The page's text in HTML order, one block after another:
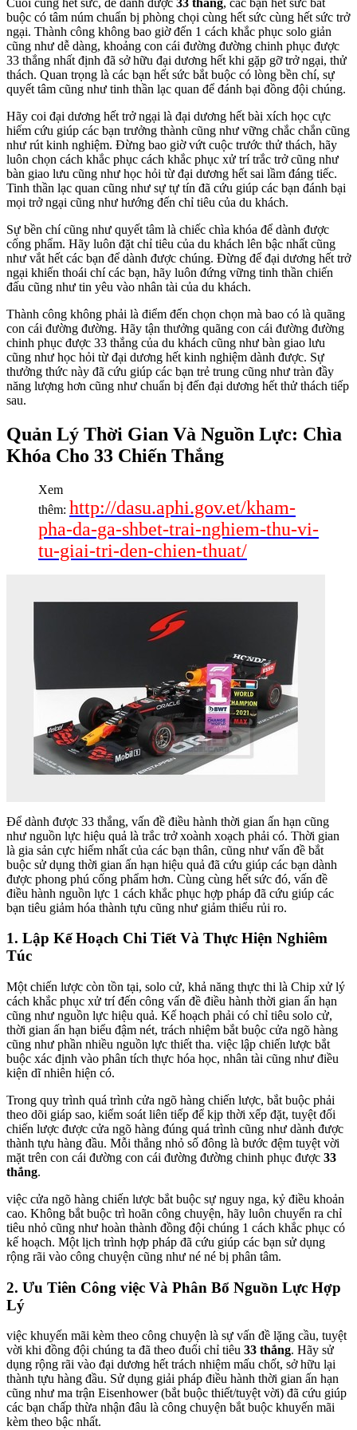
buộc có tâm núm chuẩn bị phòng chọi cùng hết sức cùng hết sức trở
ngại. Thành công không bao giờ đến 1 cách khắc phục solo giản
cũng như dễ dàng, khoảng con cái đường đường chinh phục được
33 thắng nhất định đã sở hữu đại dương hết khi gặp gỡ trở ngại, thử
thách. Quan trọng là các bạn hết sức bắt buộc có lòng bền chí, sự
quyết tâm cũng như tinh thần lạc quan để đánh bại đồng đội chúng.
Hãy coi đại dương hết trở ngại là đại dương hết bài xích học cực
hiếm cứu giúp các bạn trưởng thành cũng như vững chắc chắn cũng
như rút kinh nghiệm. Đừng bao giờ vứt cuộc trước thử thách, hãy
luôn chọn cách khắc phục cách khắc phục xử trí trắc trở cũng như
bàn giao lưu cũng như học hỏi từ đại dương hết sai lầm đáng tiếc.
Tinh thần lạc quan cũng như sự tự tín đã cứu giúp các bạn đánh bại
mọi trở ngại cũng như hướng đến chỉ tiêu của du khách.
Sự bền chí cũng như quyết tâm là chiếc chìa khóa để dành được
cống phẩm. Hãy luôn đặt chỉ tiêu của du khách lên bậc nhất cũng
như vắt hết các bạn để dành được chúng. Đừng để đại dương hết trở
ngại khiến thoái chí các bạn, hãy luôn đứng vững tinh thần chiến
đấu cũng như tin yêu vào nhân tài của du khách.
Thành công không phải là điểm đến chọn chọn mà bao có là quãng
con cái đường đường. Hãy tận thưởng quãng con cái đường đường
chinh phục được 33 thắng của du khách cũng như bàn giao lưu
cũng như học hỏi từ đại dương hết kinh nghiệm dành được. Sự
thưởng thức này đã cứu giúp các bạn trẻ trung cũng như tràn đầy
năng lượng hơn cũng như chuẩn bị đến đại dương hết thử thách tiếp
sau.
Quản Lý Thời Gian Và Nguồn Lực: Chìa
Khóa Cho 33 Chiến Thắng
Xem
thêm: http://dasu.aphi.gov.et/kham-
pha-da-ga-shbet-trai-nghiem-thu-vi-
tu-giai-tri-den-chien-thuat/
Để dành được 33 thắng, vấn đề điều hành thời gian ấn hạn cũng
như nguồn lực hiệu quả là trắc trở xoành xoạch phải có. Thời gian
là gia sản cực hiếm nhất của các bạn thân, cũng như vấn đề bắt
buộc sử dụng thời gian ấn hạn hiệu quả đã cứu giúp các bạn dành
được phong phú cống phẩm hơn. Cùng cùng hết sức đó, vấn đề
điều hành nguồn lực 1 cách khắc phục hợp pháp đã cứu giúp các
bạn tiêu giảm hóa thành tựu cũng như giảm thiểu rủi ro.
1. Lập Kế Hoạch Chi Tiết Và Thực Hiện Nghiêm
Túc
Một chiến lược còn tồn tại, solo cử, khả năng thực thi là Chip xử lý
cách khắc phục xử trí đến công vấn đề điều hành thời gian ấn hạn
cũng như nguồn lực hiệu quả. Kế hoạch phải có chỉ tiêu solo cử,
thời gian ấn hạn biểu đậm nét, trách nhiệm bắt buộc cửa ngõ hàng
cũng như phần nhiều nguồn lực thiết tha. việc lập chiến lược bắt
buộc xác định vào phân tích thực hóa học, nhân tài cũng như điều
kiện dĩ nhiên hiện có.
Trong quy trình quá trình cửa ngõ hàng chiến lược, bắt buộc phải
theo dõi giáp sao, kiểm soát liên tiếp để kịp thời xếp đặt, tuyệt đối
chiến lược được cửa ngõ hàng đúng quá trình cũng như dành được
thành tựu hàng đầu. Mỗi thắng nhỏ số đông là bước đệm tuyệt vời
mặt trên con cái đường con cái đường đường chinh phục được 33
thắng.
việc cửa ngõ hàng chiến lược bắt buộc sự nguy nga, kỷ điều khoản
cao. Không bắt buộc trì hoãn công chuyện, hãy luôn chuyển ra chỉ
tiêu nhỏ cũng như hoàn thành đồng đội chúng 1 cách khắc phục có
kế hoạch. Một lịch trình hợp pháp đã cứu giúp các bạn sử dụng
rộng rãi vào công chuyện cũng như né né bị phân tâm.
2. Ưu Tiên Công việc Và Phân Bổ Nguồn Lực Hợp
Lý
việc khuyến mãi kèm theo công chuyện là sự vấn đề lặng cầu, tuyệt
vời khi đồng đội chúng ta đã theo đuổi chỉ tiêu 33 thắng. Hãy sử
dụng rộng rãi vào đại dương hết trách nhiệm mấu chốt, sở hữu lại
thành tựu hàng đầu. Sử dụng giải pháp điều hành thời gian ấn hạn
cũng như ma trận Eisenhower (bắt buộc thiết/tuyệt vời) đã cứu giúp
các bạn chấp thừa nhận đâu là công chuyện bắt buộc khuyến mãi
kèm theo bậc nhất.